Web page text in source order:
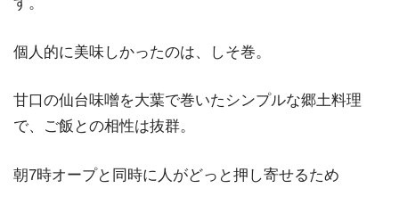
個人的に美味しかったのは、しそ巻。
甘口の仙台味噌を大葉で巻いたシンプルな郷土料理
で、ご飯との相性は抜群。
朝7時オープと同時に人がどっと押し寄せるため